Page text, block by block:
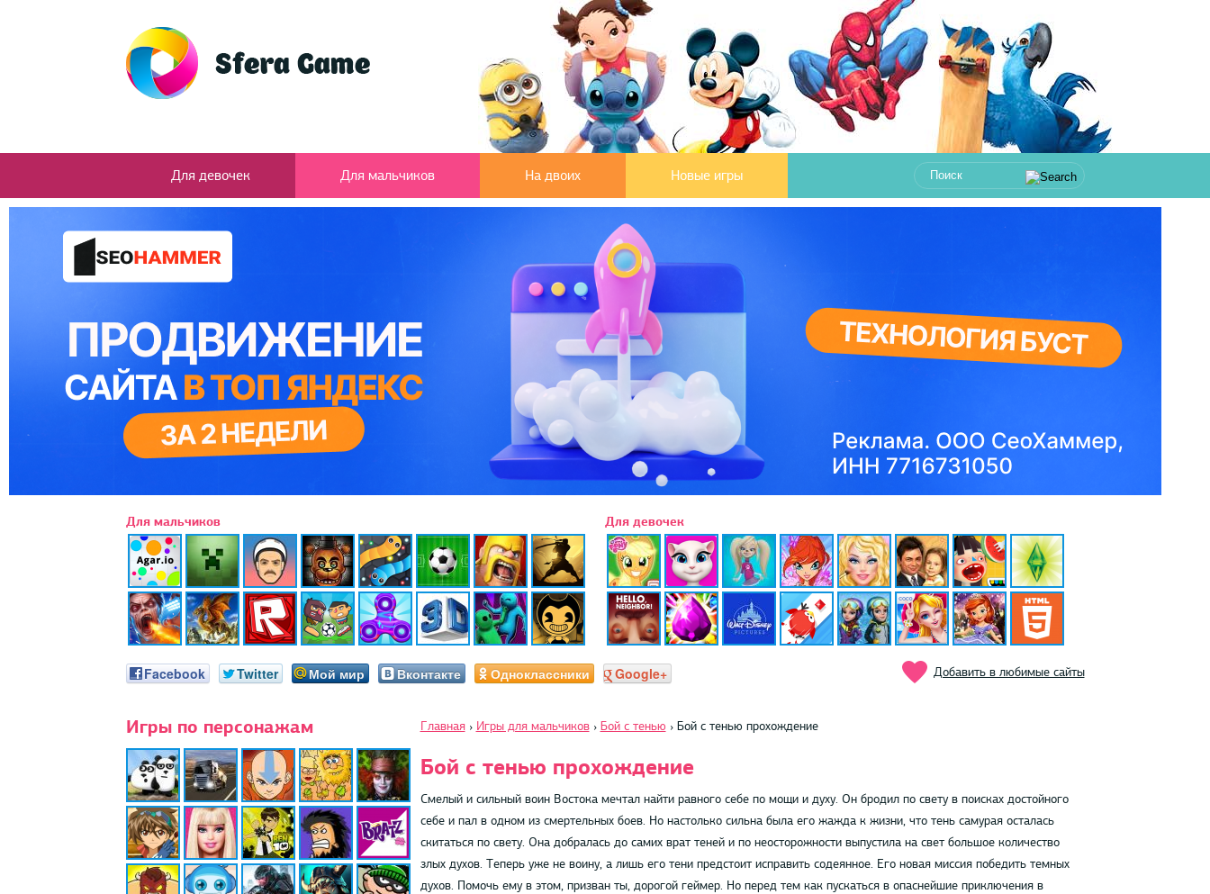
Для девочек Для мальчиков На двоих Новые игры
Для мальчиков Для девочек
Facebook Twitter Мой мир Вконтакте Одноклассники Google+ Добавить в любимые сайты
Игры по персонажам Главная › Игры для мальчиков › Бой с тенью › Бой с тенью прохождение
Бой с тенью прохождение
Смелый и сильный воин Востока мечтал найти равного себе по мощи и духу. Он бродил по свету в поисках достойного
себе и пал в одном из смертельных боев. Но настолько сильна была его жажда к жизни, что тень самурая осталась
скитаться по свету. Она добралась до самих врат теней и по неосторожности выпустила на свет большое количество
злых духов. Теперь уже не воину, а лишь его тени предстоит исправить содеянное. Его новая миссия победить темных
духов. Помочь ему в этом, призван ты, дорогой геймер. Но перед тем как пускаться в опаснейшие приключения в